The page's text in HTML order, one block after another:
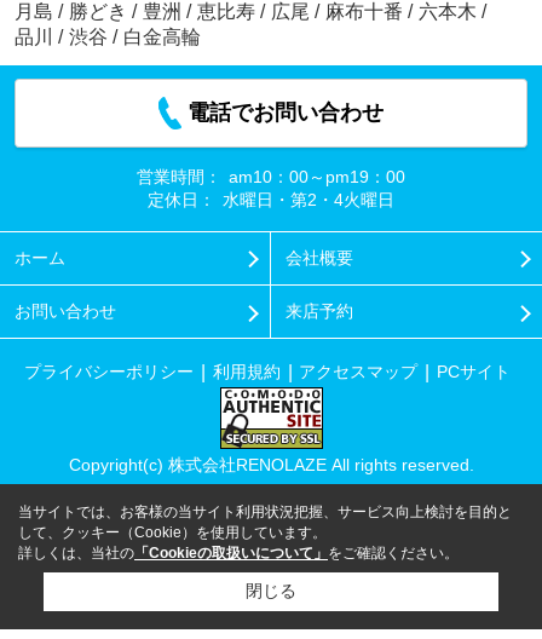
月島 / 勝どき / 豊洲 / 恵比寿 / 広尾 / 麻布十番 / 六本木 /
品川 / 渋谷 / 白金高輪
電話でお問い合わせ
営業時間：
am10：00～pm19：00
定休日：
水曜日・第2・4火曜日
ホーム 会社概要
お問い合わせ 来店予約
プライバシーポリシー 利用規約 アクセスマップ PCサイト
Copyright(c) 株式会社RENOLAZE All rights reserved.
当サイトでは、お客様の当サイト利用状況把握、サービス向上検討を目的と
して、クッキー（Cookie）を使用しています。
詳しくは、当社の 「Cookieの取扱いについて」 をご確認ください。
閉じる